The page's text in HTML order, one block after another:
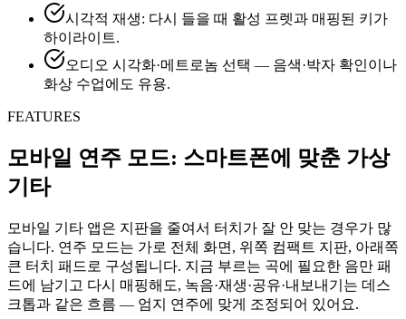
시각적 재생: 다시 들을 때 활성 프렛과 매핑된 키가
하이라이트.
오디오 시각화·메트로놈 선택 — 음색·박자 확인이나
화상 수업에도 유용.
FEATURES
모바일 연주 모드: 스마트폰에 맞춘 가상
기타
모바일 기타 앱은 지판을 줄여서 터치가 잘 안 맞는 경우가 많
습니다. 연주 모드는 가로 전체 화면, 위쪽 컴팩트 지판, 아래쪽
큰 터치 패드로 구성됩니다. 지금 부르는 곡에 필요한 음만 패
드에 남기고 다시 매핑해도, 녹음·재생·공유·내보내기는 데스
크톱과 같은 흐름 — 엄지 연주에 맞게 조정되어 있어요.